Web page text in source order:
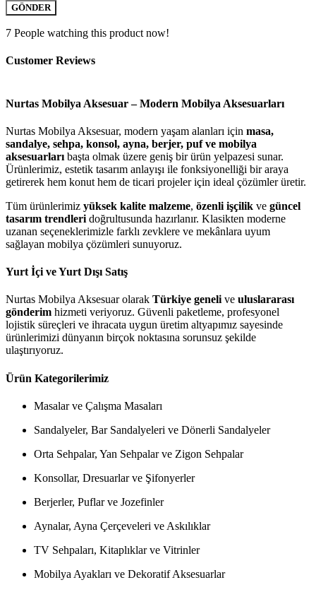
7 People watching this product now!
Customer Reviews
Nurtas Mobilya Aksesuar – Modern Mobilya Aksesuarları
Nurtas Mobilya Aksesuar, modern yaşam alanları için masa,
sandalye, sehpa, konsol, ayna, berjer, puf ve mobilya
aksesuarları başta olmak üzere geniş bir ürün yelpazesi sunar.
Ürünlerimiz, estetik tasarım anlayışı ile fonksiyonelliği bir araya
getirerek hem konut hem de ticari projeler için ideal çözümler üretir.
Tüm ürünlerimiz yüksek kalite malzeme, özenli işçilik ve güncel
tasarım trendleri doğrultusunda hazırlanır. Klasikten moderne
uzanan seçeneklerimizle farklı zevklere ve mekânlara uyum
sağlayan mobilya çözümleri sunuyoruz.
Yurt İçi ve Yurt Dışı Satış
Nurtas Mobilya Aksesuar olarak Türkiye geneli ve uluslararası
gönderim hizmeti veriyoruz. Güvenli paketleme, profesyonel
lojistik süreçleri ve ihracata uygun üretim altyapımız sayesinde
ürünlerimizi dünyanın birçok noktasına sorunsuz şekilde
ulaştırıyoruz.
Ürün Kategorilerimiz
Masalar ve Çalışma Masaları
Sandalyeler, Bar Sandalyeleri ve Dönerli Sandalyeler
Orta Sehpalar, Yan Sehpalar ve Zigon Sehpalar
Konsollar, Dresuarlar ve Şifonyerler
Berjerler, Puflar ve Jozefinler
Aynalar, Ayna Çerçeveleri ve Askılıklar
TV Sehpaları, Kitaplıklar ve Vitrinler
Mobilya Ayakları ve Dekoratif Aksesuarlar